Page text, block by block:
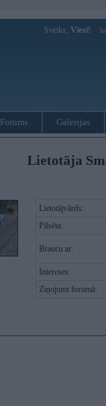
Sveiks, Viesi!
Forums Galerijas
Lietotāja
Lietotājvārds:
Pilsēta:
Braucu ar:
Intereses:
Ziņojumi forumā: